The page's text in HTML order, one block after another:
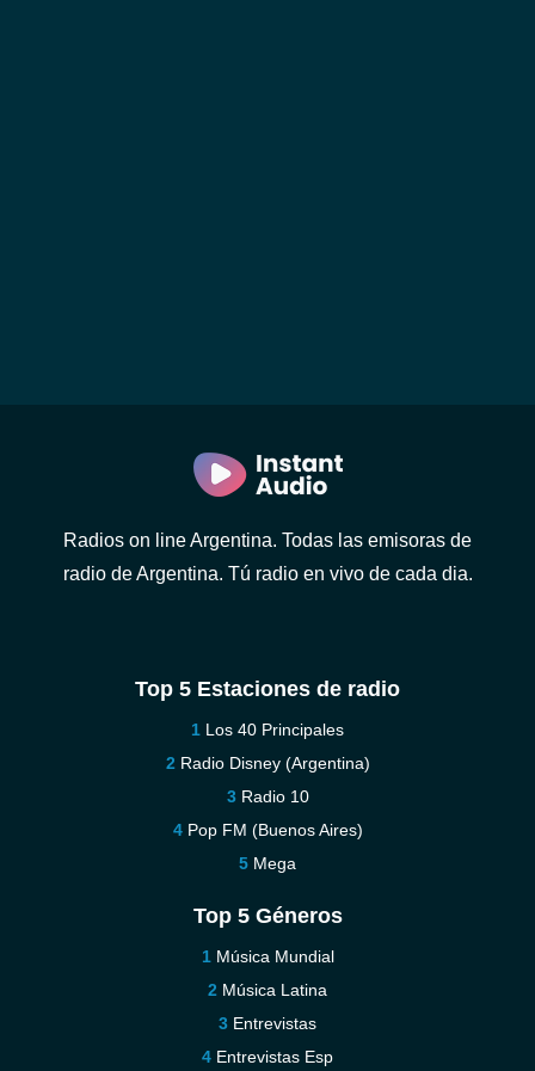
Radios on line Argentina. Todas las emisoras de
radio de Argentina. Tú radio en vivo de cada dia.
Top 5 Estaciones de radio
Los 40 Principales
Radio Disney (Argentina)
Radio 10
Pop FM (Buenos Aires)
Mega
Top 5 Géneros
Música Mundial
Música Latina
Entrevistas
Entrevistas Esp